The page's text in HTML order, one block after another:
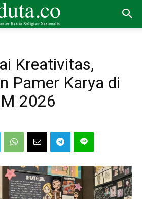
Kreativitas,
Pamer Karya di
2026